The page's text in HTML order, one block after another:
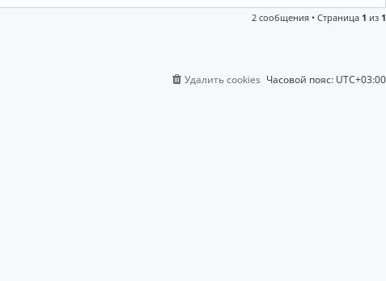
2 сообщения • Страница 1 из 1
Часовой пояс: UTC+03:00
Удалить cookies